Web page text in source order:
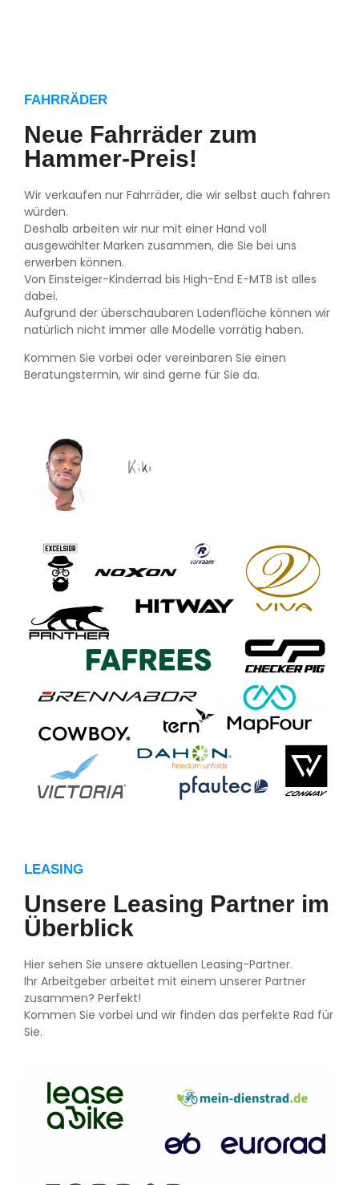
FAHRRÄDER
Neue Fahrräder zum
Hammer-Preis!
Wir verkaufen nur Fahrräder, die wir selbst auch fahren
würden.
Deshalb arbeiten wir nur mit einer Hand voll
ausgewählter Marken zusammen, die Sie bei uns
erwerben können.
Von Einsteiger-Kinderrad bis High-End E-MTB ist alles
dabei.
Aufgrund der überschaubaren Ladenfläche können wir
natürlich nicht immer alle Modelle vorrätig haben.
Kommen Sie vorbei oder vereinbaren Sie einen
Beratungstermin, wir sind gerne für Sie da.
LEASING
Unsere Leasing Partner im
Überblick
Hier sehen Sie unsere aktuellen Leasing-Partner.
Ihr Arbeitgeber arbeitet mit einem unserer Partner
zusammen? Perfekt!
Kommen Sie vorbei und wir finden das perfekte Rad für
Sie.